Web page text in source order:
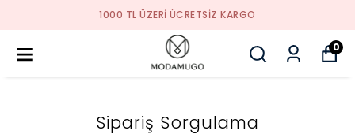
1000 TL ÜZERI ÜCRETSIZ KARGO
0
Sipariş Sorgulama